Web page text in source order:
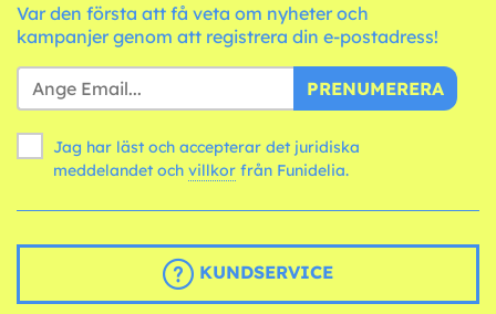
Var den första att få veta om nyheter och
kampanjer genom att registrera din e-postadress!
PRENUMERERA
Jag har läst och accepterar det juridiska
meddelandet och villkor från Funidelia.
KUNDSERVICE